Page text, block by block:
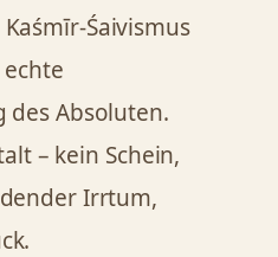
Śaivismus
des Absoluten.
– kein Schein,
Irrtum,